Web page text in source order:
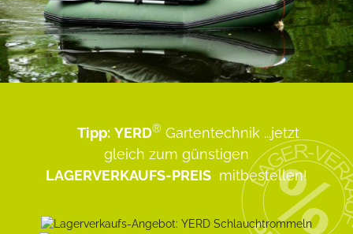
Tipp: YERD® Gartentechnik ...jetzt
gleich zum günstigen
LAGERVERKAUFS-PREIS mitbestellen!